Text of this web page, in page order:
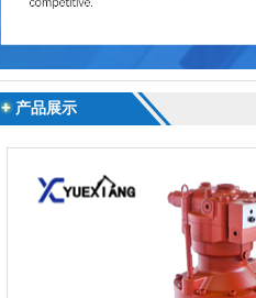
产品展示